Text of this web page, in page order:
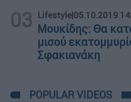
03 Lifestyle|05.10.2019
Μουκίδης: Θα
μισού
Σφακιανάκη
POPULAR VIDEOS